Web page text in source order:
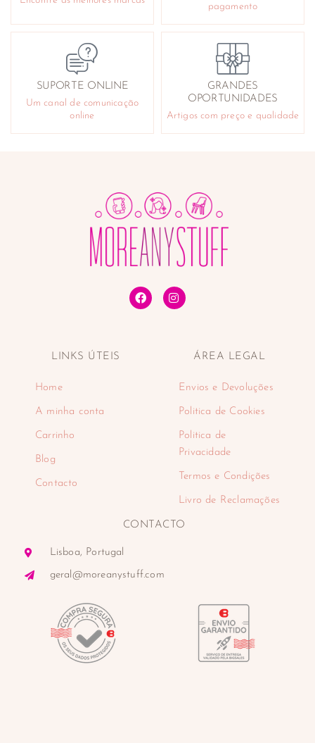
pagamento
SUPORTE ONLINE
Um canal de comunicação
online
GRANDES
OPORTUNIDADES
Artigos com preço e qualidade
LINKS ÚTEIS
Home
A minha conta
Carrinho
Blog
Contacto
ÁREA LEGAL
Envios e Devoluções
Politica de Cookies
Politica de
Privacidade
Termos e Condições
Livro de Reclamações
CONTACTO
Lisboa, Portugal
geral@moreanystuff.com